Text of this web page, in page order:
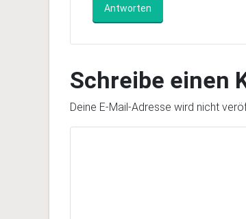
Antworten
Schreibe einen
Deine E-Mail-Adresse wird nicht